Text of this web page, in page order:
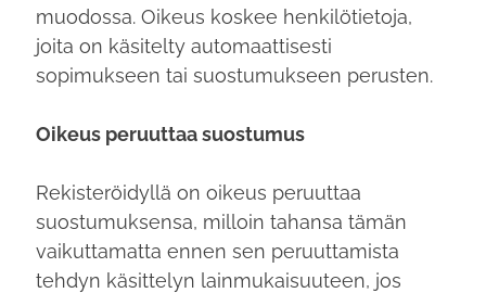
muodossa. Oikeus koskee henkilötietoja,
joita on käsitelty automaattisesti
sopimukseen tai suostumukseen perusten.
Oikeus peruuttaa suostumus
Rekisteröidyllä on oikeus peruuttaa
suostumuksensa, milloin tahansa tämän
vaikuttamatta ennen sen peruuttamista
tehdyn käsittelyn lainmukaisuuteen, jos